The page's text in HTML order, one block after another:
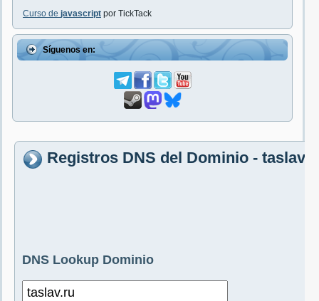
Curso de javascript por TickTack
Síguenos en:
Registros DNS del Dominio -
DNS Lookup Dominio